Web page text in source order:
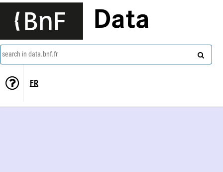
Data
search in data.bnf.fr
FR